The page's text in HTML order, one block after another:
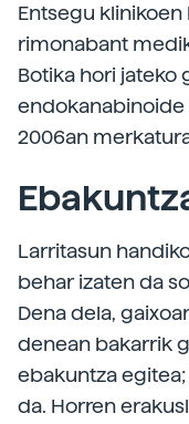
Entsegu
rimonabant
Botika hori jateko
endokanabinoide
2006an
Larritasun
behar izaten da
Dena dela,
denean bakarrik
ebakuntza
da. Horren